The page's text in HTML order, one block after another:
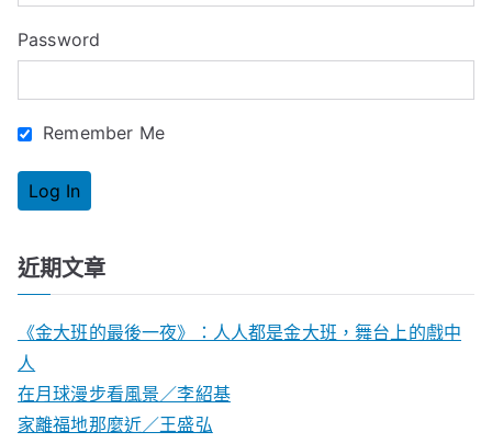
r
Password
Remember Me
近期文章
《金大班的最後一夜》：人人都是金大班，舞台上的戲中
人
在月球漫步看風景／李紹基
家離福地那麼近／王盛弘